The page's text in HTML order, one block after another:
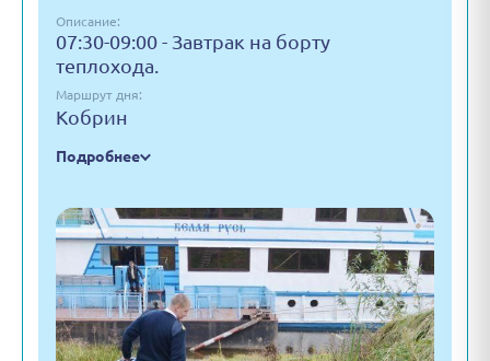
Описание:
07:30-09:00 - Завтрак на борту
теплохода.
Маршрут дня:
Кобрин
Подробнее